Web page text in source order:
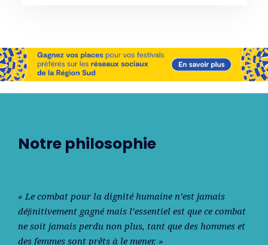
Notre philosophie
« Le combat pour la dignité humaine n’est jamais
déﬁnitivement gagné mais l’essentiel est que ce combat
ne soit jamais perdu non plus, tant que des hommes et
des femmes sont prêts à le mener. »